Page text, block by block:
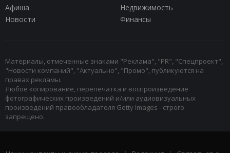
Афиша
Недвижимость
Новости
Финансы
Материалы, отмеченные знаками "Реклама", "PR", "Спецпроект",
"Новости компаний", "Актуально", "Промо", публикуются на
правах рекламы.
Любое копирование, перепечатка и воспроизведение
фотографических произведений и/или аудиовизуальных
произведений правообладателя Getty Images - строго
запрещено.